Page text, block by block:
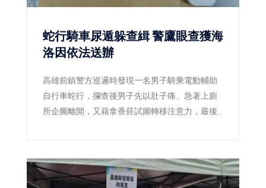
蛇行騎車尿遁躲查緝 警鷹眼查獲海
洛因依法送辦
高雄前鎮警方巡邏時發現一名男子騎乘電動輔助
自行車蛇行，攔查後男子先以肚子痛、急著上廁
所企圖離開，又藉拿香菸試圖轉移注意力，最後